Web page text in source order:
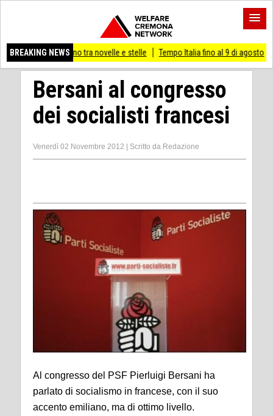
BREAKING NEWS
tra novelle e stelle Tempo Italia fino al 9 di agosto (Mi) PIANO
Bersani al congresso
dei socialisti francesi
Venerdì 02 Novembre 2012 Scritto da Redazione
Al congresso del PSF Pierluigi Bersani ha
parlato di socialismo in francese, con il suo
accento emiliano, ma di ottimo livello.